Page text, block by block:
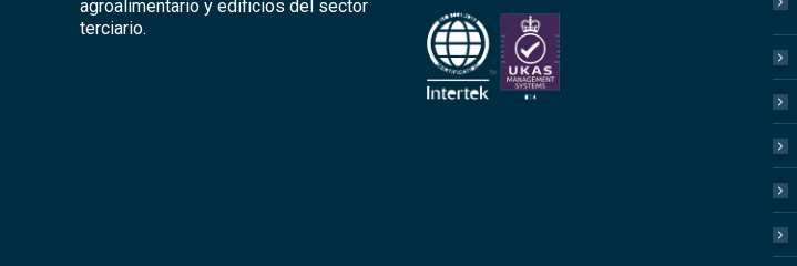
agroalimentario y edificios del sector
terciario.